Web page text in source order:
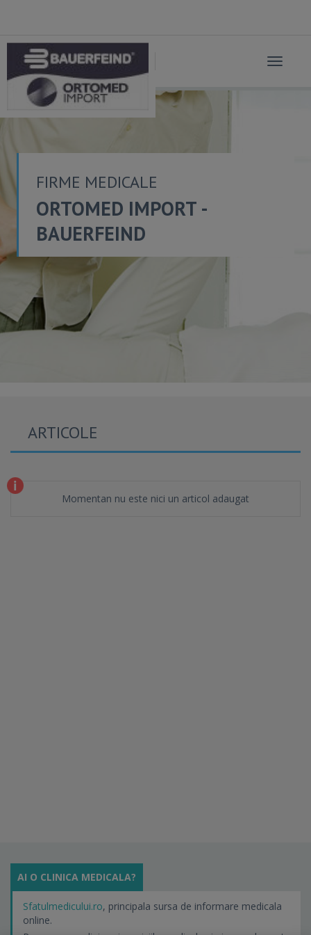
Toggle
FIRME MEDICALE
ORTOMED IMPORT -
BAUERFEIND
ARTICOLE
Momentan nu este nici un articol adaugat
AI O CLINICA MEDICALA?
Sfatulmedicului.ro, principala sursa de informare medicala
online.